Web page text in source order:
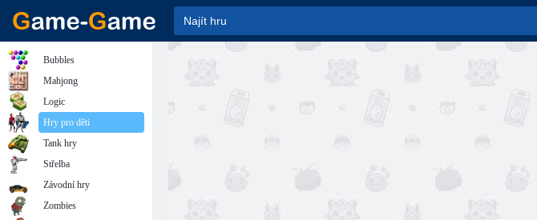
Bubbles
Mahjong
Logic
Hry pro děti
Tank hry
Střelba
Závodní hry
Zombies